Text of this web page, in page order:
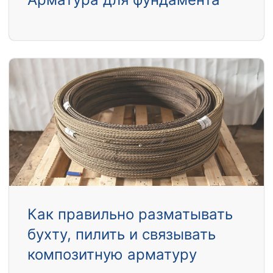
Как правильно разматывать
бухту, пилить и связывать
композитную арматуру